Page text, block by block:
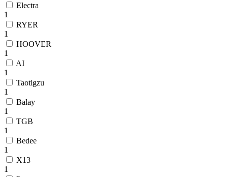
Electra
1
RYER
1
HOOVER
1
AI
1
Taotigzu
1
Balay
1
TGB
1
Bedee
1
X13
1